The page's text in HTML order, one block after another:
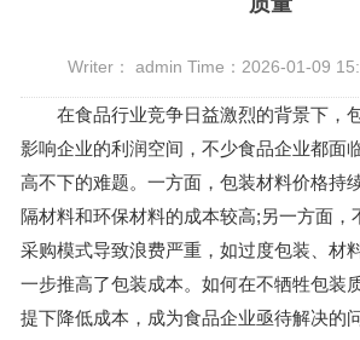
Writer： admin Time：2026-01-09
在食品行业竞争日益激烈的背景下，
影响企业的利润空间，不少食品企业都面
高不下的难题。一方面，包装材料价格持
隔材料和环保材料的成本较高;另一方面，
采购模式导致浪费严重，如过度包装、材
一步推高了包装成本。如何在不牺牲包装
提下降低成本，成为食品企业亟待解决的问